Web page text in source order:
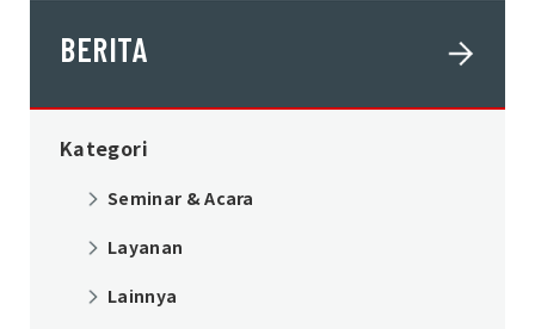
BERITA
Kategori
Seminar & Acara
Layanan
Lainnya